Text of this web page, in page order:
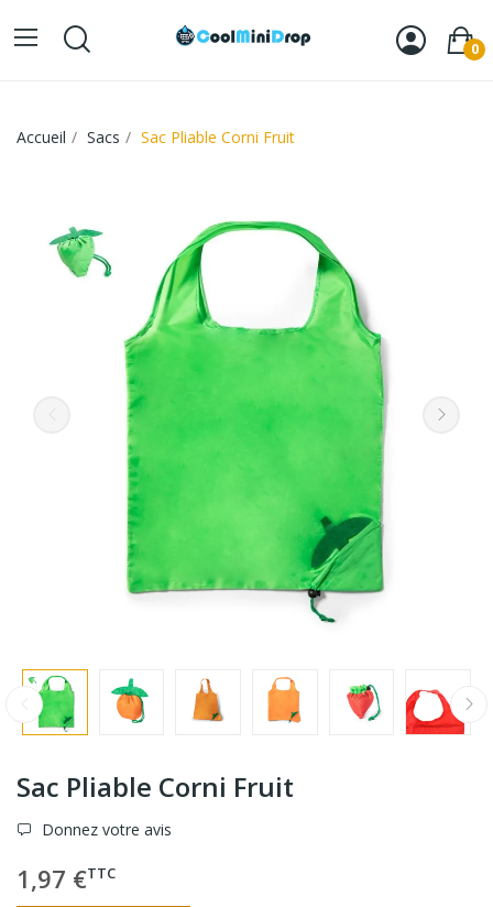
0
Accueil Sacs Sac Pliable Corni Fruit
Sac Pliable Corni Fruit
Donnez votre avis
1,97 €TTC